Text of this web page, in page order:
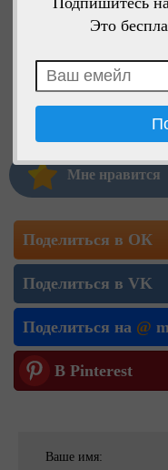
Это
Мне нравится
Поделиться в ОК
Поделиться в VK
Поделиться на @
В Pinterest
Ваше имя: